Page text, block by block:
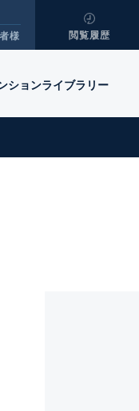
様
閲覧履歴
ションライブラリー